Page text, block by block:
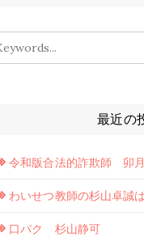
最近の
令和版合法的詐欺師 卯月
わいせつ教師の杉山卓誠
口パク 杉山静可